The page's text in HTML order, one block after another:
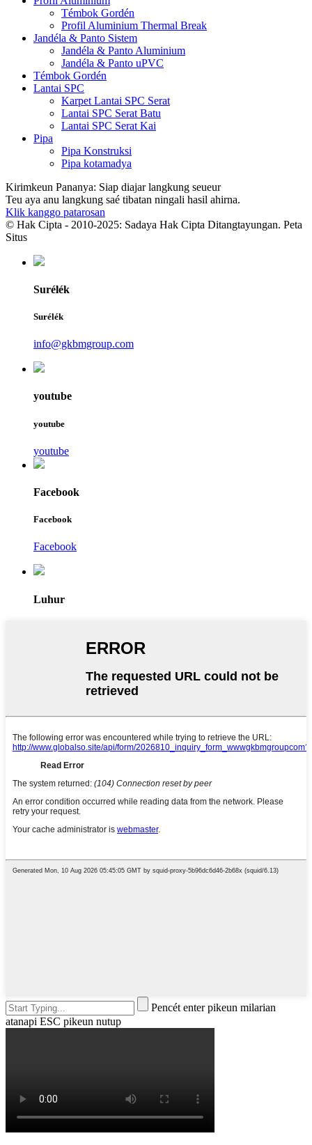
Témbok Gordén
Profil Aluminium Thermal Break
Jandéla & Panto Sistem
Jandéla & Panto Aluminium
Jandéla & Panto uPVC
Témbok Gordén
Lantai SPC
Karpet Lantai SPC Serat
Lantai SPC Serat Batu
Lantai SPC Serat Kai
Pipa
Pipa Konstruksi
Pipa kotamadya
Kirimkeun Pananya: Siap diajar langkung seueur
Teu aya anu langkung saé tibatan ningali hasil ahirna.
Klik kanggo patarosan
© Hak Cipta - 2010-2025: Sadaya Hak Cipta Ditangtayungan. Peta
Situs
Surélék
Surélék
info@gkbmgroup.com
youtube
youtube
youtube
Facebook
Facebook
Facebook
Luhur
Pencét enter pikeun milarian
atanapi ESC pikeun nutup